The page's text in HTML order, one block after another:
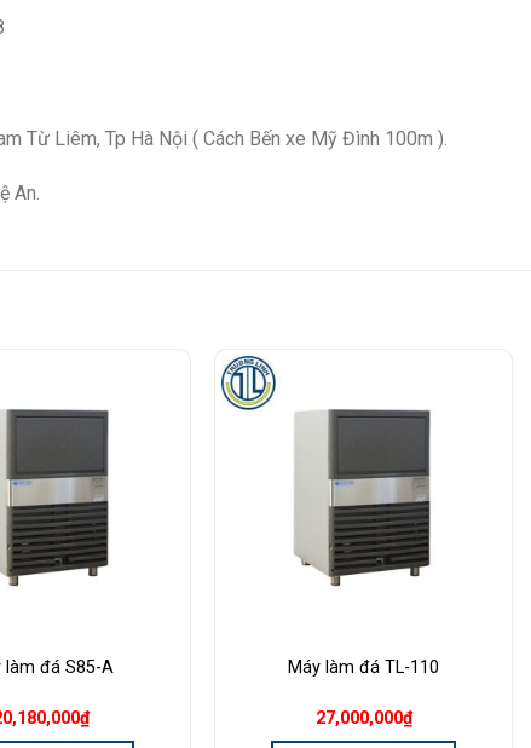
Từ Liêm, Tp Hà Nội ( Cách Bến xe Mỹ Đình 100m ).
An.
làm đá S85-A
₫
Máy làm đá TL-110
27,000,000₫